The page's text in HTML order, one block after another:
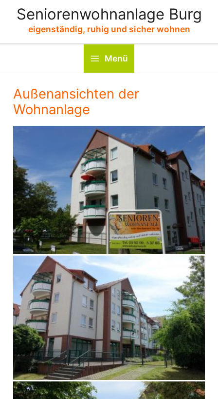
Inhalt
springen
Seniorenwohnanlage Burg
eigenständig, ruhig und sicher wohnen
Menü
Außenansichten der
Wohnanlage